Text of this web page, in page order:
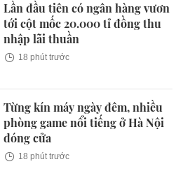
Lần đầu tiên có ngân hàng vươn
tới cột mốc 20.000 tỉ đồng thu
nhập lãi thuần
18 phút trước
Từng kín máy ngày đêm, nhiều
phòng game nổi tiếng ở Hà Nội
đóng cửa
18 phút trước